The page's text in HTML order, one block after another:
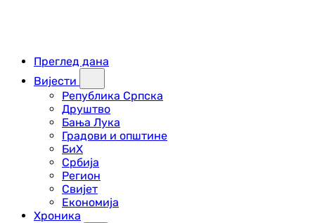
Преглед дана
Вијести
Република Српска
Друштво
Бања Лука
Градови и општине
БиХ
Србија
Регион
Свијет
Економија
Хроника